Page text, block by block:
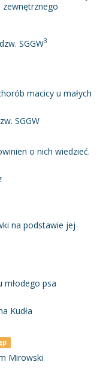
zewnętrznego
SGGW3
macicy u małych
SGGW
o nich wiedzieć.
na podstawie jej
psa
Kudła
Mirowski